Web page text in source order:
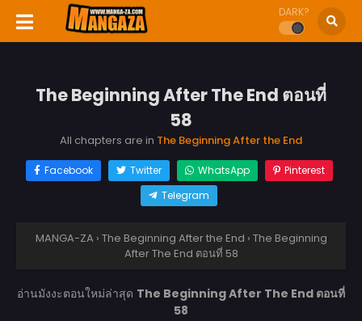
DARK?
The Beginning After The End ตอนที่
58
All chapters are in The Beginning After the End
Facebook Twitter WhatsApp
Pinterest
Telegram
MANGA-ZA › The Beginning After the End › The Beginning
After The End ตอนที่ 58
อ่านมังงะตอนใหม่ล่าสุด The Beginning After The End ตอนที่
58